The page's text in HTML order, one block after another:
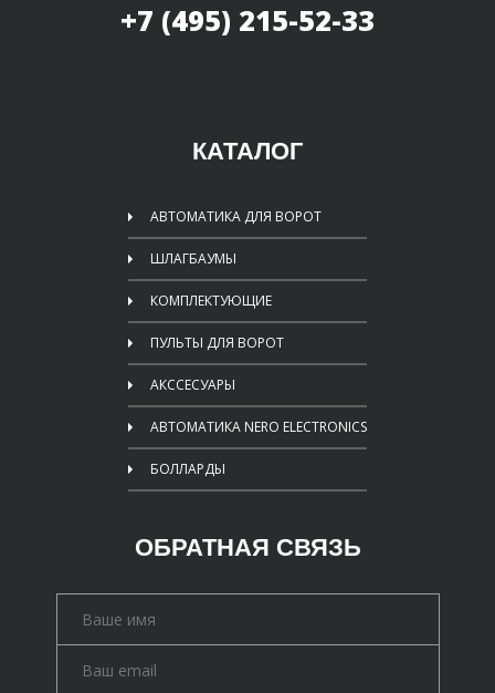
+7 (495) 215-52-33
КАТАЛОГ
АВТОМАТИКА ДЛЯ ВОРОТ
ШЛАГБАУМЫ
КОМПЛЕКТУЮЩИЕ
ПУЛЬТЫ ДЛЯ ВОРОТ
АКССЕСУАРЫ
АВТОМАТИКА NERO ELECTRONICS
БОЛЛАРДЫ
ОБРАТНАЯ СВЯЗЬ